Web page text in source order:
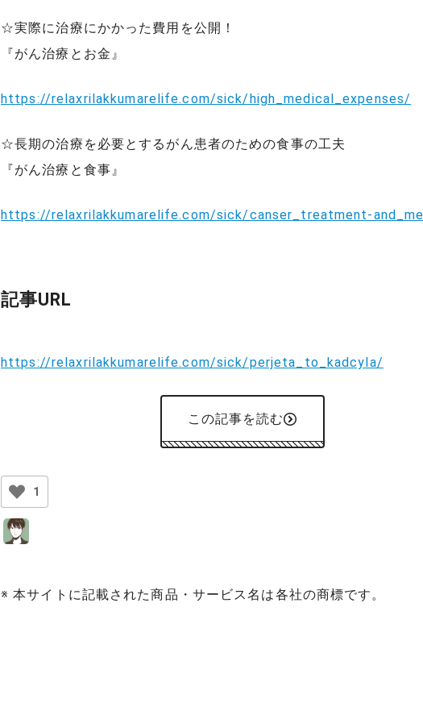
☆実際に治療にかかった費用を公開！
『がん治療とお金』
https://relaxrilakkumarelife.com/sick/high_medical_expenses/
☆長期の治療を必要とするがん患者のための食事の工夫
『がん治療と食事』
https://relaxrilakkumarelife.com/sick/canser_treatment-
記事URL
https://relaxrilakkumarelife.com/sick/perjeta_to_kadcyla/
この記事を読む
1
※ 本サイトに記載された商品・サービス名は各社の商標です。